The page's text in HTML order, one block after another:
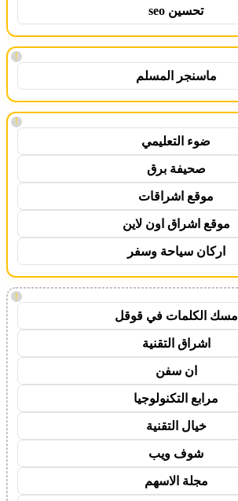
تحسين seo
!
ماسنجر المسلم
!
ضوء التعليمي
صحيفة برق
موقع اشراقات
موقع اشراق اون لاين
اركان سياحة وسفر
!
مسك الكلمات في قوقل
اشراق التقنية
ان سفن
مرابع التكنولوجيا
خيال التقنية
شوف ويب
مجلة الاسهم